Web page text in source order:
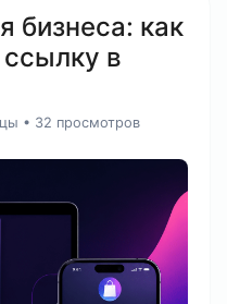
бизнеса: как
в
• 32 просмотров